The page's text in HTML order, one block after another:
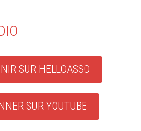
SUR HELLOASSO
SUR YOUTUBE